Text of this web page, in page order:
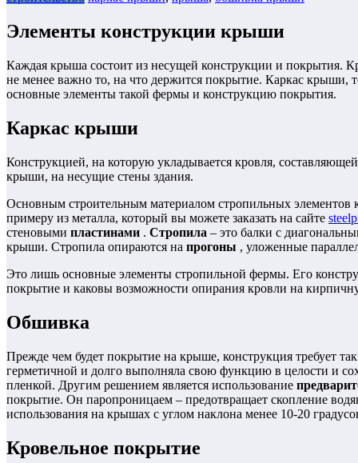
Элементы конструкции крыши
Каждая крыша состоит из несущей конструкции и покрытия.
не менее важно то, на что держится покрытие. Каркас крыши,
основные элементы такой фермы и конструкцию покрытия.
Каркас крыши
Конструкцией, на которую укладывается кровля, составляющей
крыши, на несущие стены здания.
Основным строительным материалом стропильных элементов
примеру из металла, который вы можете заказать на сайте
стеновыми пластинами . Стропила – это балки с
крыши. Стропила опираются на прогоны , уложенные
Это лишь основные элементы стропильной фермы. Его
покрытие и каковы возможности опирания кровли на
Обшивка
Прежде чем будет покрытие на крыше, конструкция требует
герметичной и долго выполняла свою функцию в целости и
пленкой. Другим решением является использование
покрытие. Он паропроницаем – предотвращает скопление
использования на крышах с углом наклона менее 10-20
Кровельное покрытие